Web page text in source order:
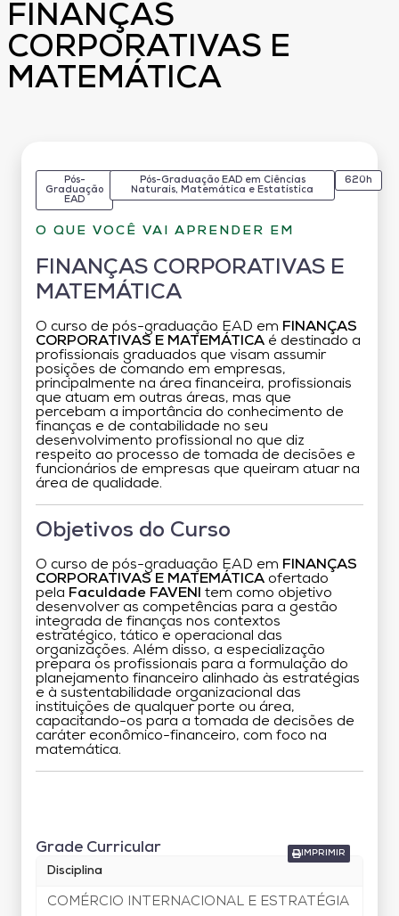
FINANÇAS
CORPORATIVAS E
MATEMÁTICA
Pós-
Graduação
EAD
Pós-Graduação EAD em Ciências
Naturais, Matemática e Estatística
620h
O QUE VOCÊ VAI APRENDER EM
FINANÇAS CORPORATIVAS E
MATEMÁTICA
O curso de pós-graduação EAD em FINANÇAS
CORPORATIVAS E MATEMÁTICA é destinado a
profissionais graduados que visam assumir
posições de comando em empresas,
principalmente na área financeira, profissionais
que atuam em outras áreas, mas que
percebam a importância do conhecimento de
finanças e de contabilidade no seu
desenvolvimento profissional no que diz
respeito ao processo de tomada de decisões e
funcionários de empresas que queiram atuar na
área de qualidade.
Objetivos do Curso
O curso de pós-graduação EAD em FINANÇAS
CORPORATIVAS E MATEMÁTICA ofertado
pela Faculdade FAVENI
tem como objetivo
desenvolver as competências para a gestão
integrada de finanças nos contextos
estratégico, tático e operacional das
organizações. Além disso, a especialização
prepara os profissionais para a formulação do
planejamento financeiro alinhado às estratégias
e à sustentabilidade organizacional das
instituições de qualquer porte ou área,
capacitando-os para a tomada de decisões de
caráter econômico-financeiro, com foco na
matemática.
IMPRIMIR
Grade Curricular
Disciplina
COMÉRCIO INTERNACIONAL E ESTRATÉGIA